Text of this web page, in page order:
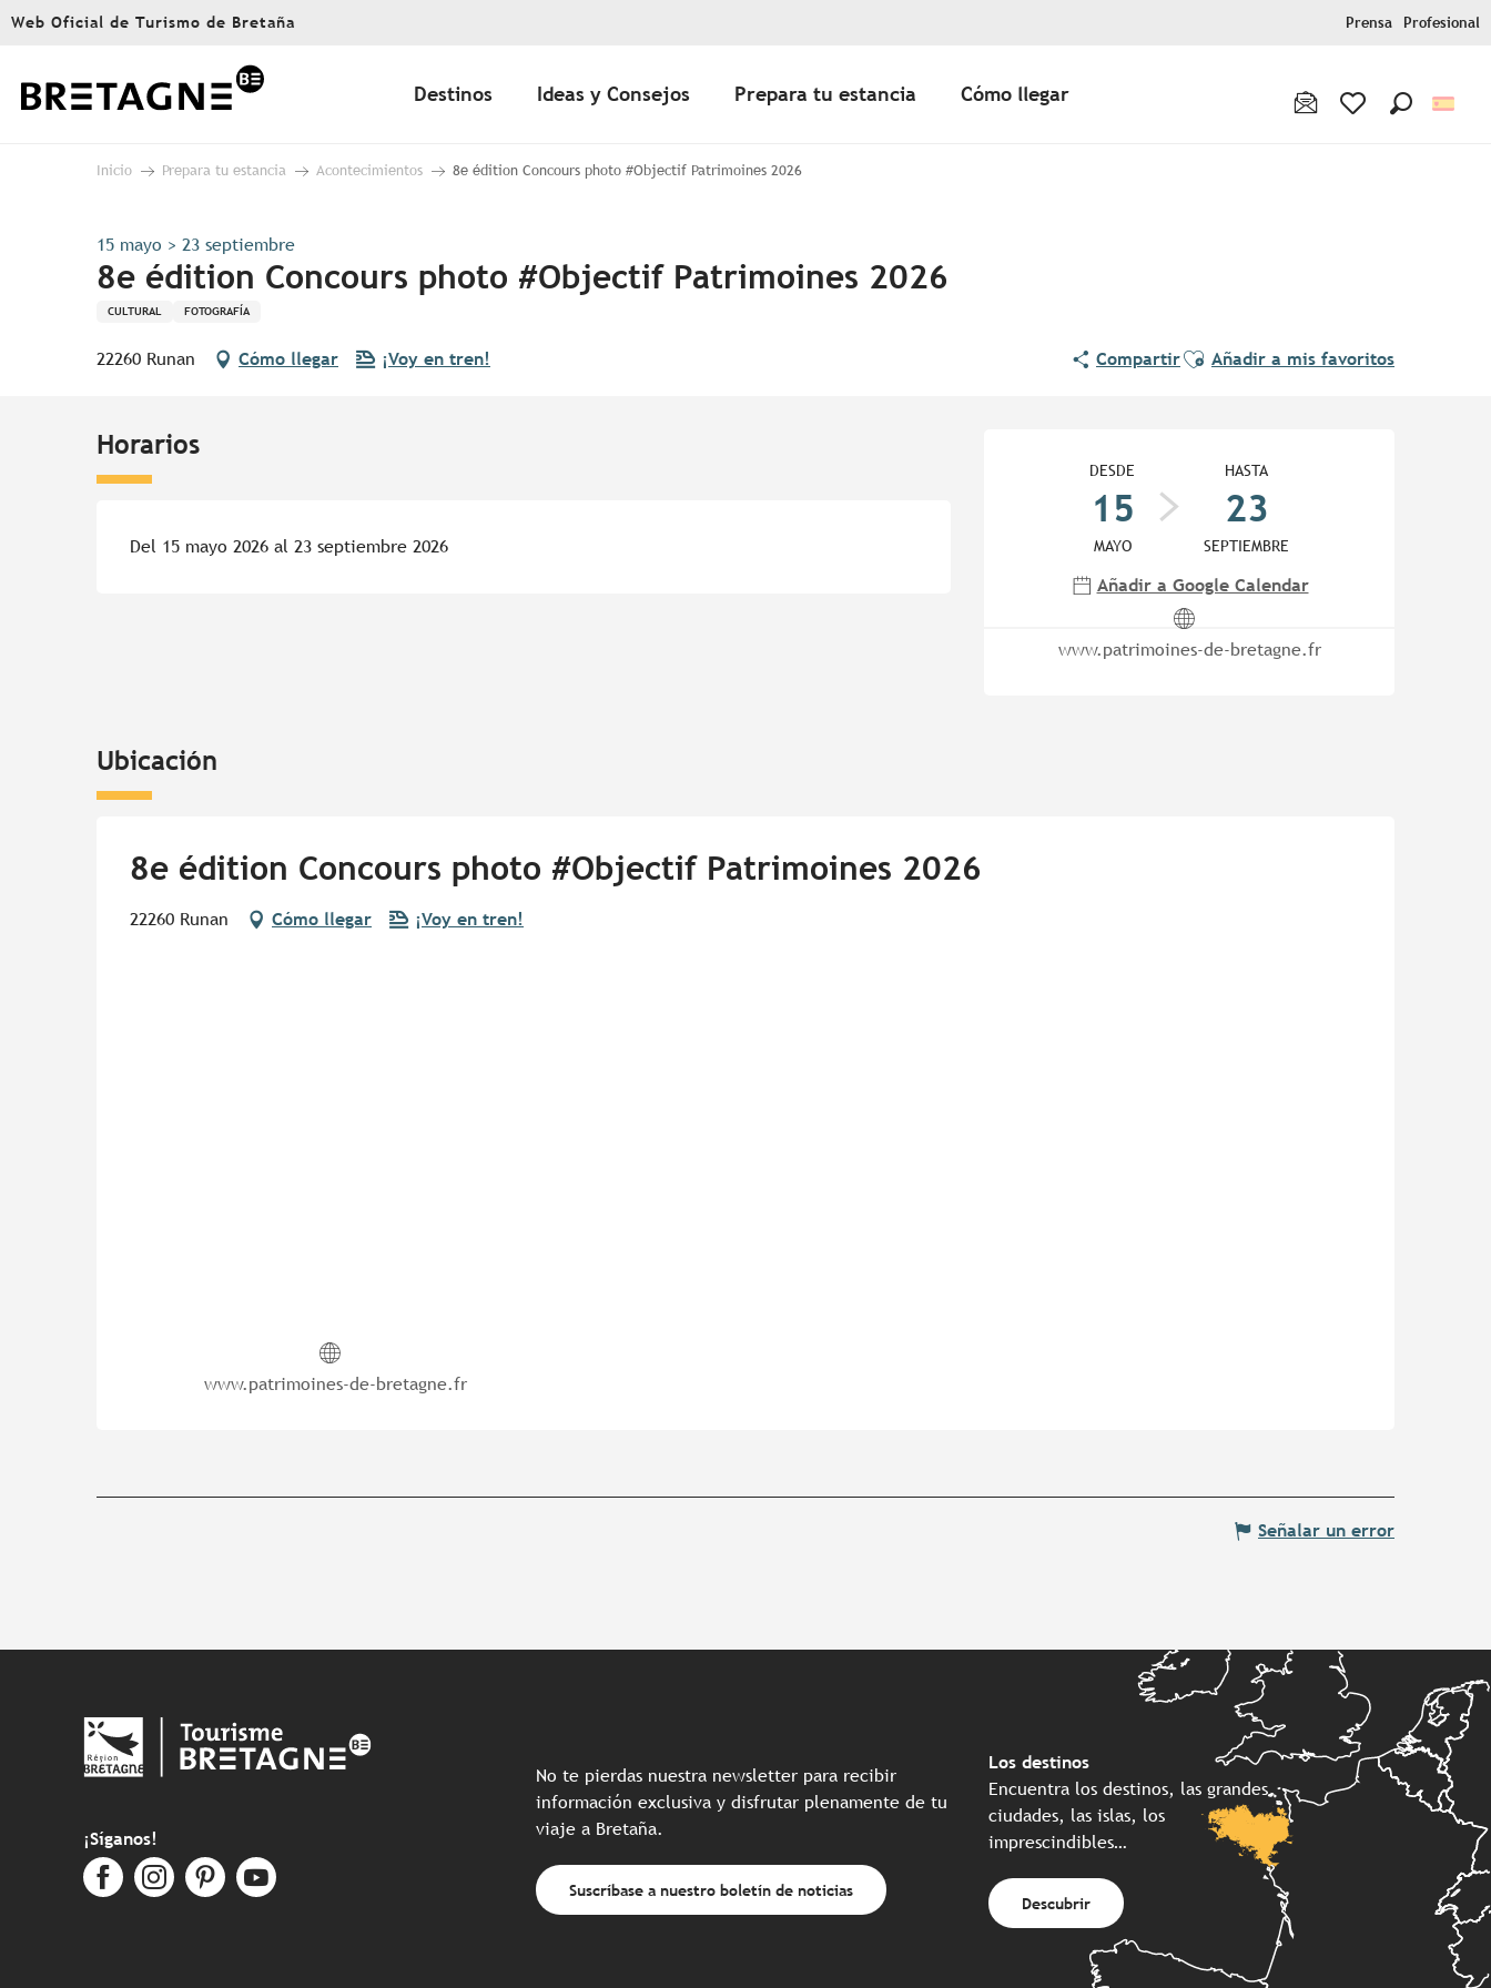
Aller
principal
Web Oficial de Turismo de Bretaña Prensa Profesional
Destinos Ideas y Consejos Prepara tu estancia Cómo llegar
Inicio Prepara tu estancia Acontecimientos 8e édition Concours photo #Objectif Patrimoines 2026
15 mayo > 23 septiembre
8e édition Concours photo #Objectif Patrimoines 2026
CULTURAL FOTOGRAFÍA
22260 Runan Cómo llegar ¡Voy en tren! CompartirAjouter aux favoris
Añadir a mis favoritos
DESDE
15
MAYO
HASTA
23
SEPTIEMBRE
Añadir a Google Calendar
www.patrimoines-de-bretagne.fr
Horarios
Del 15 mayo 2026 al 23 septiembre 2026
Ubicación
8e édition Concours photo #Objectif Patrimoines 2026
22260 Runan Cómo llegar ¡Voy en tren!
www.patrimoines-de-bretagne.fr
Señalar un error
¡Síganos!
No te pierdas nuestra newsletter para recibir
información exclusiva y disfrutar plenamente de tu
viaje a Bretaña.
Suscríbase a nuestro boletín de noticias
Los destinos
Encuentra los destinos, las grandes
ciudades, las islas, los
imprescindibles…
Descubrir